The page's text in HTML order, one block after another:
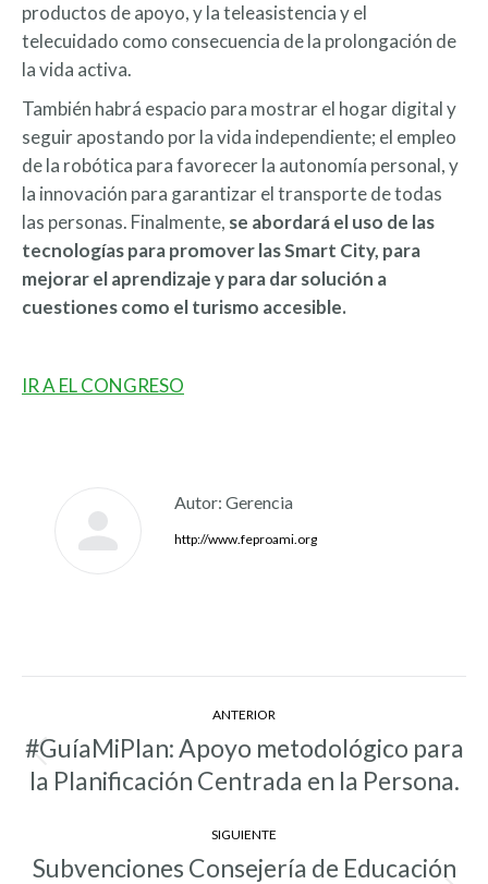
productos de apoyo, y la teleasistencia y el
telecuidado como consecuencia de la prolongación de
la vida activa.
También habrá espacio para mostrar el hogar digital y
seguir apostando por la vida independiente; el empleo
de la robótica para favorecer la autonomía personal, y
la innovación para garantizar el transporte de todas
las personas. Finalmente, se abordará el uso de las
tecnologías para promover las Smart City, para
mejorar el aprendizaje y para dar solución a
cuestiones como el turismo accesible.
IR A EL CONGRESO
Autor: Gerencia
http://www.feproami.org
Navegación
entre
entradas
ANTERIOR
Entrada
anterior:
#GuíaMiPlan: Apoyo metodológico para
la Planificación Centrada en la Persona.
SIGUIENTE
Subvenciones Consejería de Educación